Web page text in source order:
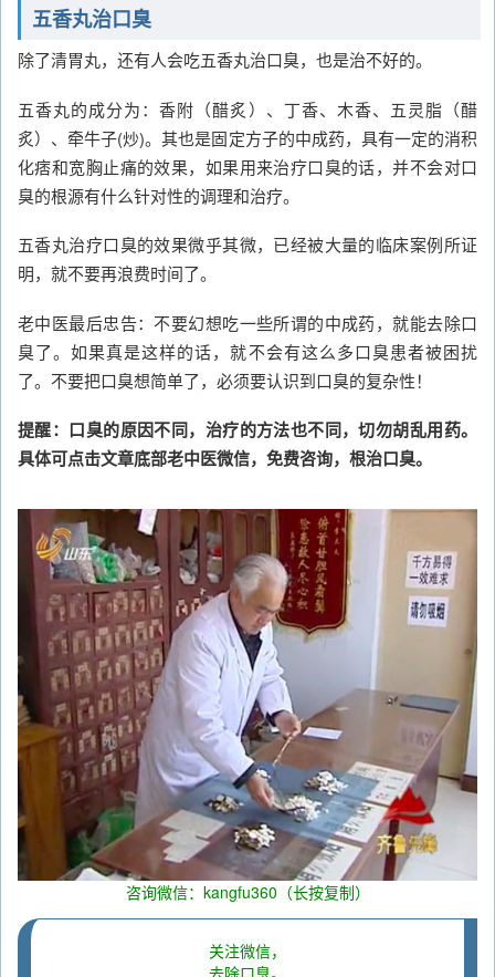
五香丸治口臭
除了清胃丸，还有人会吃五香丸治口臭，也是治不好的。
五香丸的成分为：香附（醋炙）、丁香、木香、五灵脂（醋
炙）、牵牛子(炒)。其也是固定方子的中成药，具有一定的消积
化痞和宽胸止痛的效果，如果用来治疗口臭的话，并不会对口
臭的根源有什么针对性的调理和治疗。
五香丸治疗口臭的效果微乎其微，已经被大量的临床案例所证
明，就不要再浪费时间了。
老中医最后忠告：不要幻想吃一些所谓的中成药，就能去除口
臭了。如果真是这样的话，就不会有这么多口臭患者被困扰
了。不要把口臭想简单了，必须要认识到口臭的复杂性！
提醒：口臭的原因不同，治疗的方法也不同，切勿胡乱用药。
具体可点击文章底部老中医微信，免费咨询，根治口臭。
咨询微信：kangfu360（长按复制）
关注微信，